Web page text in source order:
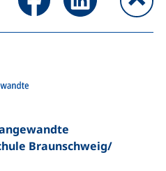
Braunschweig/​